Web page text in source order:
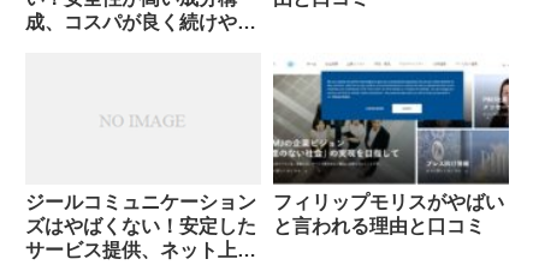
成、コスパが良く続けやす
ジールコミュニケーション
ズはやばくない！安定した
サービス提供、ネット上の
フィリップモリスがやばい
と言われる理由と口コミ